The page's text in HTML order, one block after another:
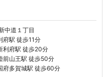
中道１丁目
府駅 徒歩11分
利府駅 徒歩20分
前山王駅 徒歩50分
府多賀城駅 徒歩60分